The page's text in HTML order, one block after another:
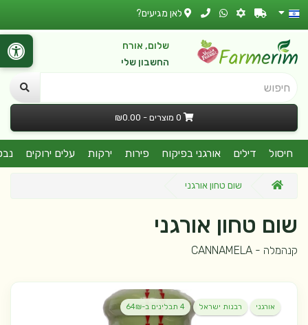
לאן מגיעים?
שלום, אורח
החשבון שלי
חיפוש
0 מוצרים - ₪0.00
חיסול דילים אורגני בפיקוח פירות ירקות עלים ירוקים
שום טחון אורגני
שום טחון אורגני
קנהמלה - CANNAMELA
אורגני רבנות ישראל 4 תבלינים ב-64₪